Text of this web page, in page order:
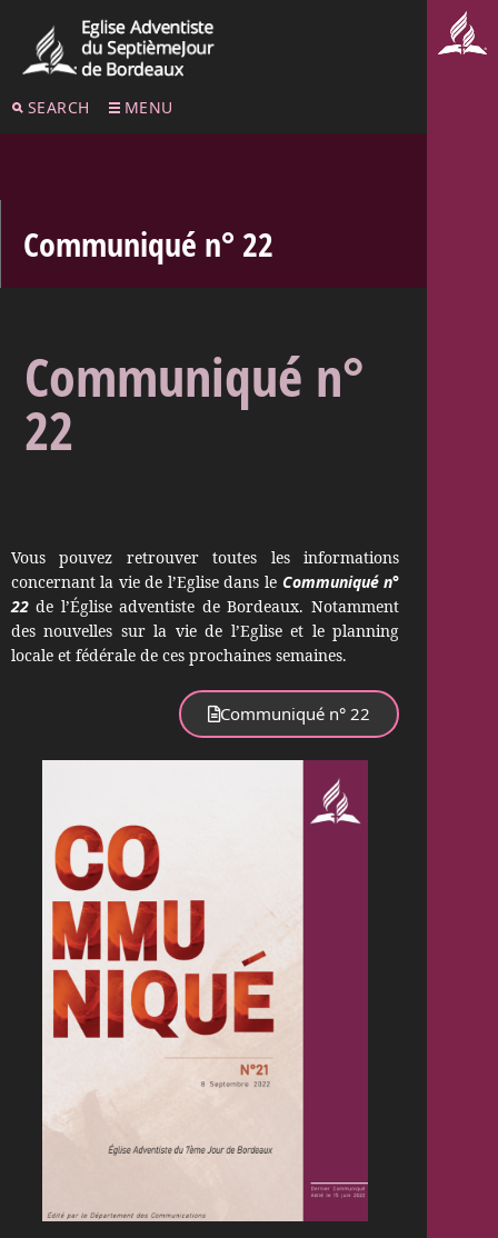
SEARCH MENU
Communiqué n° 22
Communiqué n°
22
Vous pouvez retrouver toutes les informations
concernant la vie de l’Eglise dans le Communiqué n°
22 de l’Église adventiste de Bordeaux. Notamment
des nouvelles sur la vie de l’Eglise et le planning
locale et fédérale de ces prochaines semaines.
Communiqué n° 22